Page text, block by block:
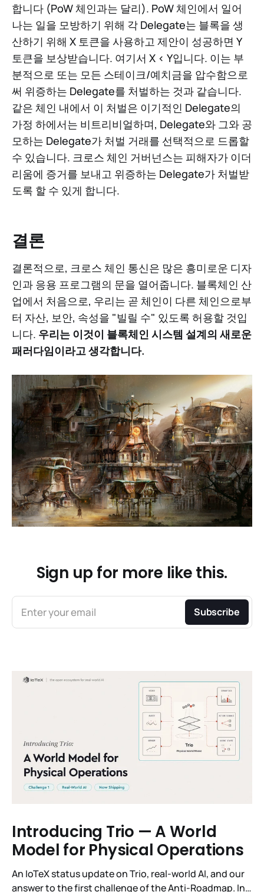
합니다 (PoW 체인과는 달리). PoW 체인에서 일어
나는 일을 모방하기 위해 각 Delegate는 블록을 생
산하기 위해 X 토큰을 사용하고 제안이 성공하면 Y
토큰을 보상받습니다. 여기서 X < Y입니다. 이는 부
분적으로 또는 모든 스테이크/예치금을 압수함으로
써 위증하는 Delegate를 처벌하는 것과 같습니다.
같은 체인 내에서 이 처벌은 이기적인 Delegate의
가정 하에서는 비트리비얼하며, Delegate와 그와 공
모하는 Delegate가 처벌 거래를 선택적으로 드롭할
수 있습니다. 크로스 체인 거버넌스는 피해자가 이더
리움에 증거를 보내고 위증하는 Delegate가 처벌받
도록 할 수 있게 합니다.
결론
결론적으로, 크로스 체인 통신은 많은 흥미로운 디자
인과 응용 프로그램의 문을 열어줍니다. 블록체인 산
업에서 처음으로, 우리는 곧 체인이 다른 체인으로부
터 자산, 보안, 속성을 "빌릴 수" 있도록 허용할 것입
니다. 우리는 이것이 블록체인 시스템 설계의 새로운
패러다임이라고 생각합니다.
Sign up for more like this.
Enter your email Subscribe
Introducing Trio — A World
Model for Physical Operations
An IoTeX status update on Trio, real-world AI, and our
answer to the first challenge of the Anti-Roadmap. In